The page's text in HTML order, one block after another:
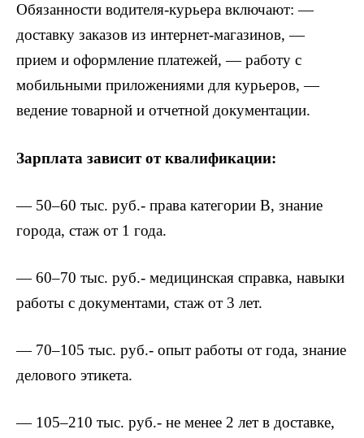
Обязанности водителя-курьера включают: —
доставку заказов из интернет-магазинов, —
прием и оформление платежей, — работу с
мобильными приложениями для курьеров, —
ведение товарной и отчетной документации.
Зарплата зависит от квалификации:
— 50–60 тыс. руб.- права категории B, знание
города, стаж от 1 года.
— 60–70 тыс. руб.- медицинская справка, навыки
работы с документами, стаж от 3 лет.
— 70–105 тыс. руб.- опыт работы от года, знание
делового этикета.
— 105–210 тыс. руб.- не менее 2 лет в доставке,